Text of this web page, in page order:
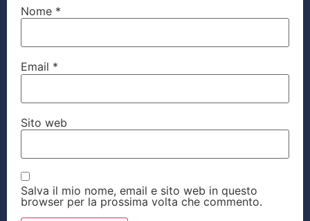
Nome *
Email *
Sito web
Salva il mio nome, email e sito web in questo
browser per la prossima volta che commento.